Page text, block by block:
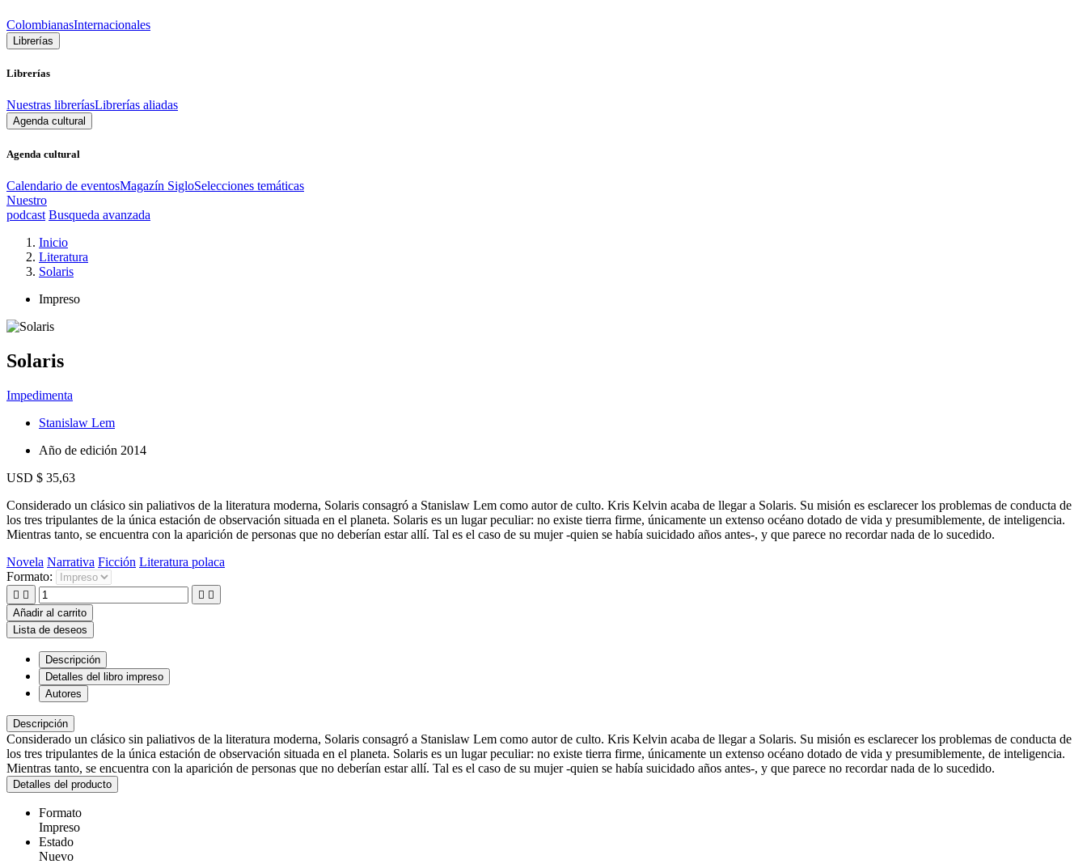
ColombianasInternacionales
Librerías
Librerías
Nuestras libreríasLibrerías aliadas
Agenda cultural
Agenda cultural
Calendario de eventosMagazín SigloSelecciones temáticas
Nuestro
podcast Busqueda avanzada
Inicio
Literatura
Solaris
Impreso
Solaris
Impedimenta
Stanislaw Lem
Año de edición 2014
USD $ 35,63
Considerado un clásico sin paliativos de la literatura moderna, Solaris consagró a Stanislaw Lem como autor de culto. Kris Kelvin acaba de llegar a Solaris. Su misión es esclarecer los problemas de conducta de
los tres tripulantes de la única estación de observación situada en el planeta. Solaris es un lugar peculiar: no existe tierra firme, únicamente un extenso océano dotado de vida y presumiblemente, de inteligencia.
Mientras tanto, se encuentra con la aparición de personas que no deberían estar allí. Tal es el caso de su mujer -quien se había suicidado años antes-, y que parece no recordar nada de lo sucedido.
Novela Narrativa Ficción Literatura polaca
Formato:
   
Añadir al carrito
Lista de deseos
Descripción
Detalles del libro impreso
Autores
Descripción
Considerado un clásico sin paliativos de la literatura moderna, Solaris consagró a Stanislaw Lem como autor de culto. Kris Kelvin acaba de llegar a Solaris. Su misión es esclarecer los problemas de conducta de
los tres tripulantes de la única estación de observación situada en el planeta. Solaris es un lugar peculiar: no existe tierra firme, únicamente un extenso océano dotado de vida y presumiblemente, de inteligencia.
Mientras tanto, se encuentra con la aparición de personas que no deberían estar allí. Tal es el caso de su mujer -quien se había suicidado años antes-, y que parece no recordar nada de lo sucedido.
Detalles del producto
Formato
Impreso
Estado
Nuevo